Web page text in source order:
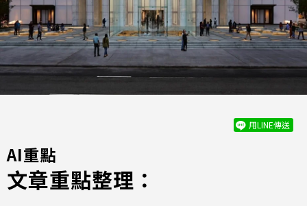
用LINE傳送
AI重點
文章重點整理：